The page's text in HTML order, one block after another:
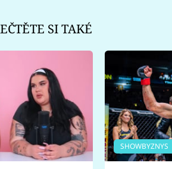
SI TAKÉ
SHOWBYZNYS